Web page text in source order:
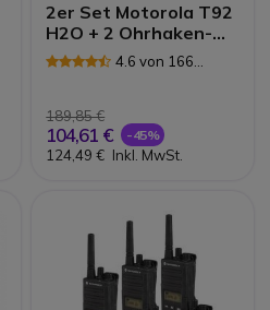
2er Set Motorola T92
H2O + 2 Ohrhaken-
Headset für Motorola
4.6 von 166
189,85 €
104,61 € -45%
124,49 € Inkl. MwSt.